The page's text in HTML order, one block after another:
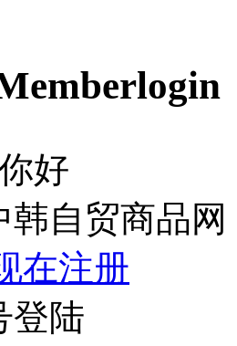
login
好
自贸商品网
在注册
登陆